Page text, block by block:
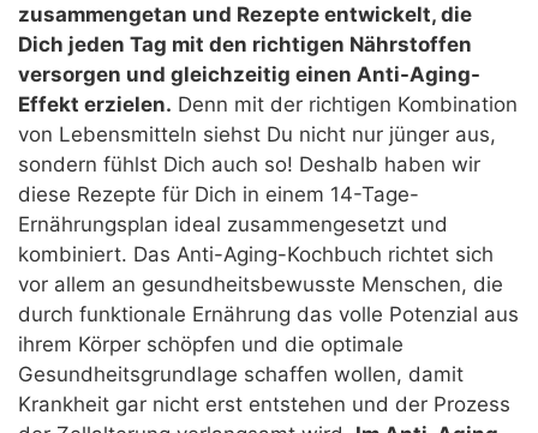
zusammengetan und Rezepte entwickelt, die
Dich jeden Tag mit den richtigen Nährstoffen
versorgen und gleichzeitig einen Anti-Aging-
Effekt erzielen. Denn mit der richtigen Kombination
von Lebensmitteln siehst Du nicht nur jünger aus,
sondern fühlst Dich auch so! Deshalb haben wir
diese Rezepte für Dich in einem 14-Tage-
Ernährungsplan ideal zusammengesetzt und
kombiniert. Das Anti-Aging-Kochbuch richtet sich
vor allem an gesundheitsbewusste Menschen, die
durch funktionale Ernährung das volle Potenzial aus
ihrem Körper schöpfen und die optimale
Gesundheitsgrundlage schaffen wollen, damit
Krankheit gar nicht erst entstehen und der Prozess